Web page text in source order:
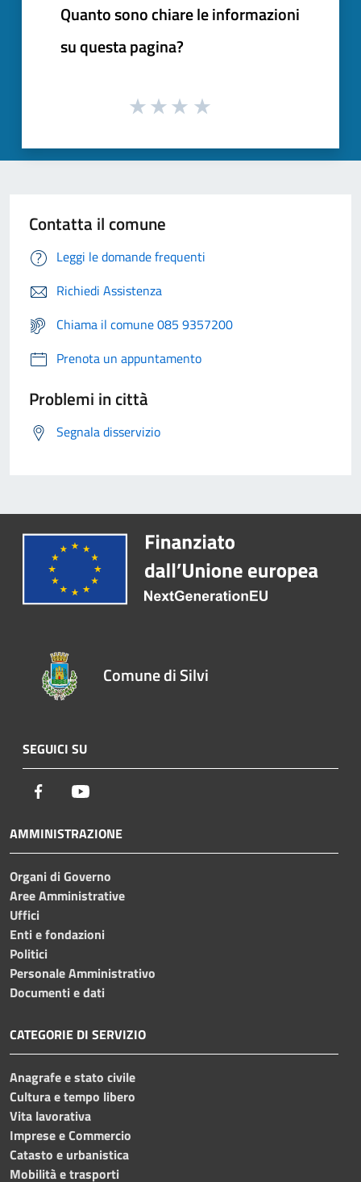
Quanto sono chiare le informazioni
su questa pagina?
Contatta il comune
Leggi le domande frequenti
Richiedi Assistenza
Chiama il comune 085 9357200
Prenota un appuntamento
Problemi in città
Segnala disservizio
Comune di Silvi
SEGUICI SU
Facebook
AMMINISTRAZIONE
Organi di Governo
Aree Amministrative
Uffici
Enti e fondazioni
Politici
Personale Amministrativo
Documenti e dati
CATEGORIE DI SERVIZIO
Anagrafe e stato civile
Cultura e tempo libero
Vita lavorativa
Imprese e Commercio
Catasto e urbanistica
Mobilità e trasporti